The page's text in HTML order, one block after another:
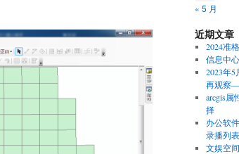
« 5 月
近期文章
2024准
信息中
2023年
再观察
arcgis属
择
办公软
录播列表
文娱空